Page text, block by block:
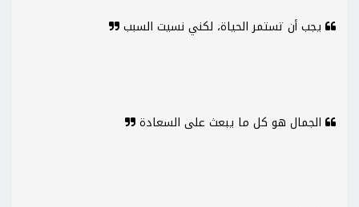
يجب أن تستمر الحياة، لكني نسيت السبب
الجمال هو كل ما يبعث على السعادة